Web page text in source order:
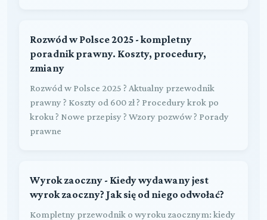
Rozwód w Polsce 2025 - kompletny
poradnik prawny. Koszty, procedury,
zmiany
Rozwód w Polsce 2025 ? Aktualny przewodnik
prawny ? Koszty od 600 zł ? Procedury krok po
kroku ? Nowe przepisy ? Wzory pozwów ? Porady
prawne
Wyrok zaoczny - Kiedy wydawany jest
wyrok zaoczny? Jak się od niego odwołać?
Kompletny przewodnik o wyroku zaocznym: kiedy